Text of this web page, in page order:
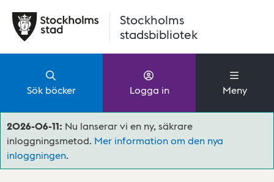
Stockholms
stadsbibliotek
Sök böcker Logga in Meny
2026-06-11: Nu lanserar vi en ny, säkrare
inloggningsmetod. Mer information om den nya
inloggningen.